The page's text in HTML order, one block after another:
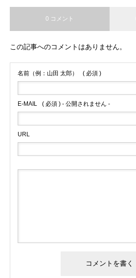
0 コメント
この記事へのコメントはありません。
名前（例：山田 太郎） ( 必須 )
E-MAIL ( 必須 ) - 公開されません -
URL